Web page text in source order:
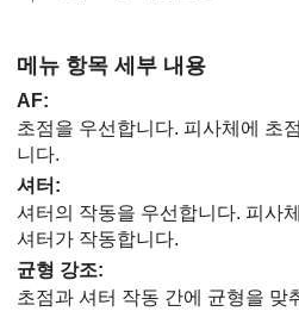
메뉴 항목 세부 내용
AF:
초점을 우선합니다. 피사체에 초
니다.
셔터 :
셔터의 작동을 우선합니다. 피사
셔터가 작동합니다.
균형 강조:
초점과 셔터 작동 간에 균형을 맞